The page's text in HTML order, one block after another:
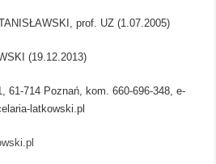
prof. UZ (1.07.2005)
(19.12.2013)
61-714 Poznań, kom. 660-696-348, e-
latkowski.pl